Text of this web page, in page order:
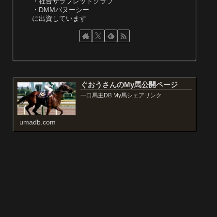
・DMMバヌーシー
に出資しています
ぐおうさんのMy馬公開ページ
一口馬主DB My馬シェアリンク
umadb.com